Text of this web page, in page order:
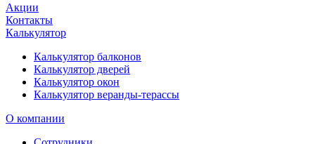
Акции
Контакты
Калькулятор
Калькулятор балконов
Калькулятор дверей
Калькулятор окон
Калькулятор веранды-терассы
О компании